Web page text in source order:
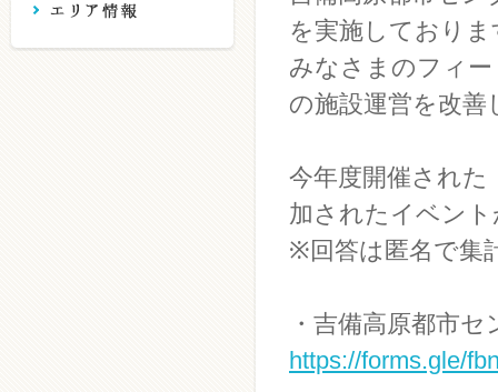
を実施しておりま
みなさまのフィ
の施設運営を改
今年度開催された
加されたイベン
※回答は匿名で集
・吉備高原都市
https://forms.gle/